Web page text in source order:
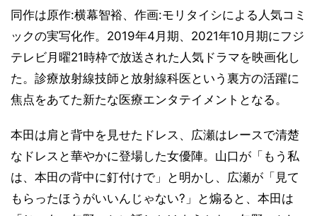
同作は原作:横幕智裕、作画:モリタイシによる人気コミ
ックの実写化作。2019年4月期、2021年10月期にフジ
テレビ月曜21時枠で放送された人気ドラマを映画化し
た。診療放射線技師と放射線科医という裏方の活躍に
焦点をあてた新たな医療エンタテイメントとなる。
本田は肩と背中を見せたドレス、広瀬はレースで清楚
なドレスと華やかに登場した女優陣。山口が「もう私
は、本田の背中に釘付けで」と明かし、広瀬が「見て
もらったほうがいいんじゃない?」と煽ると、本田は